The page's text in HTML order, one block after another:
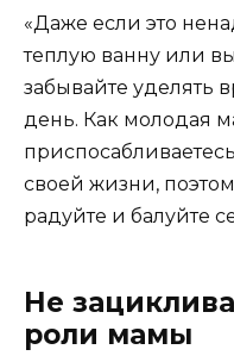
«Даже если это
теплую ванну или
забывайте уделять
день. Как молодая
своей жизни,
радуйте и балуйте
Не
роли мамы